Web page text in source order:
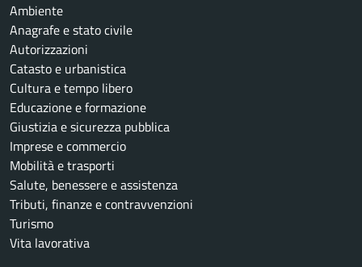
Ambiente
Anagrafe e stato civile
Autorizzazioni
Catasto e urbanistica
Cultura e tempo libero
Educazione e formazione
Giustizia e sicurezza pubblica
Imprese e commercio
Mobilità e trasporti
Salute, benessere e assistenza
Tributi, finanze e contravvenzioni
Turismo
Vita lavorativa